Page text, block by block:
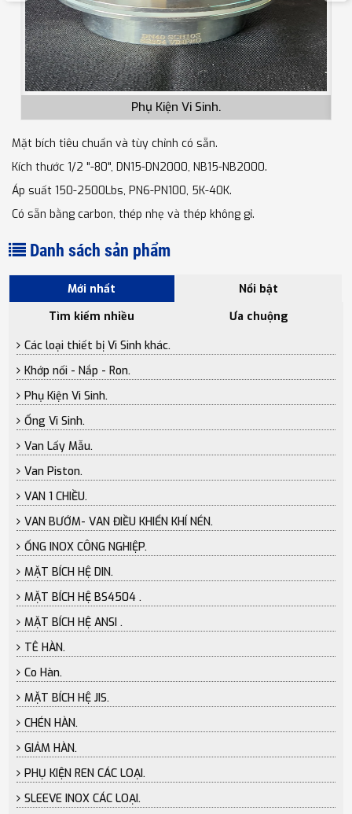
Phụ Kiện Vi Sinh.
Mặt bích tiêu chuẩn và tùy chỉnh có sẵn.
Kích thước 1/2 "-80", DN15-DN2000, NB15-NB2000.
Áp suất 150-2500Lbs, PN6-PN100, 5K-40K.
Có sẵn bằng carbon, thép nhẹ và thép không gỉ.
Danh sách sản phẩm
Mới nhất
Nổi bật
Tìm kiếm nhiều
Ưa chuộng
Các loại thiết bị Vi Sinh khác.
Khớp nối - Nắp - Ron.
Phụ Kiện Vi Sinh.
Ống Vi Sinh.
Van Lấy Mẫu.
Van Piston.
VAN 1 CHIỀU.
VAN BƯỚM- VAN ĐIỀU KHIỂN KHÍ NÉN.
ỐNG INOX CÔNG NGHIỆP.
MẶT BÍCH HỆ DIN.
MẶT BÍCH HỆ BS4504 .
MẶT BÍCH HỆ ANSI .
TÊ HÀN.
Co Hàn.
MẶT BÍCH HỆ JIS.
CHÉN HÀN.
GIẢM HÀN.
PHỤ KIỆN REN CÁC LOẠI.
SLEEVE INOX CÁC LOẠI.